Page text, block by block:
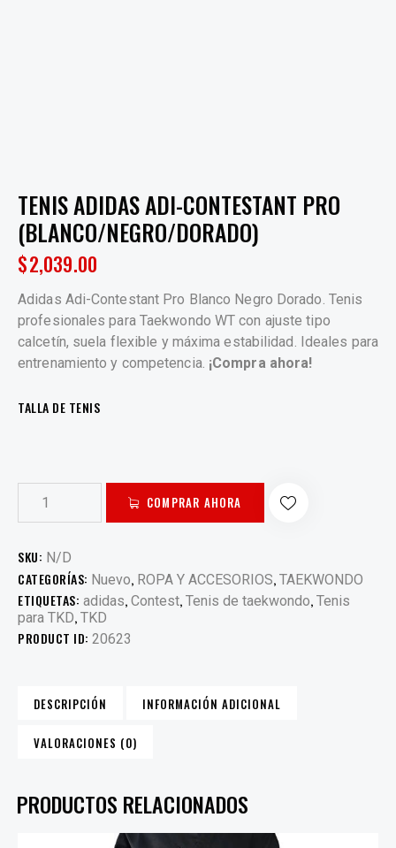
TENIS ADIDAS ADI-CONTESTANT PRO
(BLANCO/NEGRO/DORADO)
$2,039.00
Adidas Adi-Contestant Pro Blanco Negro Dorado. Tenis
profesionales para Taekwondo WT con ajuste tipo
calcetín, suela flexible y máxima estabilidad. Ideales para
entrenamiento y competencia. ¡Compra ahora!
TALLA DE TENIS
COMPRAR AHORA
SKU: N/D
CATEGORÍAS: Nuevo, ROPA Y ACCESORIOS, TAEKWONDO
ETIQUETAS: adidas, Contest, Tenis de taekwondo, Tenis
para TKD, TKD
PRODUCT ID: 20623
DESCRIPCIÓN INFORMACIÓN ADICIONAL
VALORACIONES (0)
PRODUCTOS RELACIONADOS